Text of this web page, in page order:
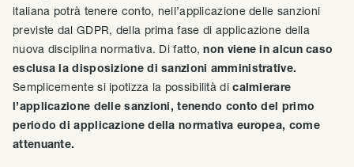
italiana potrà tenere conto, nell’applicazione delle sanzioni
previste dal GDPR, della prima fase di applicazione della
nuova disciplina normativa. Di fatto,non viene in alcun caso
esclusa la disposizione di sanzioni amministrative.
Semplicemente si ipotizza la possibilità dicalmierare
l’applicazione delle sanzioni, tenendo conto del primo
periodo di applicazione della normativa europea, come
attenuante.